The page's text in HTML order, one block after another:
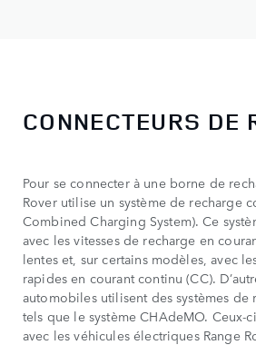
CONNECTEURS DE
Pour se connecter à une borne de
Rover utilise un système de recharge
Combined Charging System). Ce
avec les vitesses de recharge en
lentes et, sur certains modèles, avec
rapides en courant continu (CC).
automobiles utilisent des systèmes de
tels que le système CHAdeMO. Ceux-
avec les véhicules électriques Range